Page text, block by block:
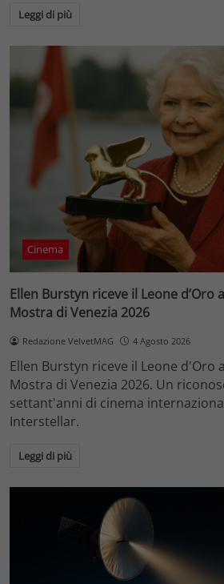
Leggi di più
Cinema
Ellen Burstyn riceve il Leone d’Oro
Mostra di Venezia 2026
Redazione VelvetMAG 4 Agosto 2026
Ellen Burstyn riceve il Leone d'Oro
Mostra di Venezia 2026. Un
settant'anni di cinema
Interstellar.
Leggi di più